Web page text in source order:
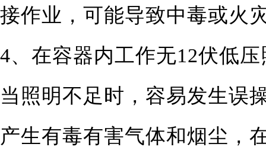
接作业，可能导致中毒或火
4、在容器内工作无12伏低
当照明不足时，容易发生误
产生有毒有害气体和烟尘，